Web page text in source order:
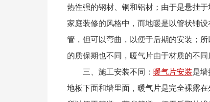
热性强的钢材、铜和铝材；由于是悬挂
家庭装修的风格中，而地暖是以管状铺
管，但可以弯曲，以便于后期的安装；
的质保期也不同，暖气片由于材质的不
三、施工安装不同： 暖气片安装是
地板下面和墙里面，暖气片是完全裸露